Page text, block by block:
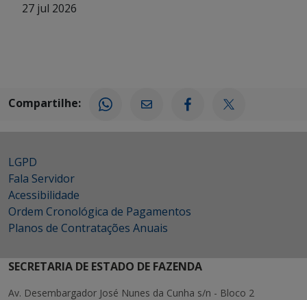
27 jul 2026
Compartilhe:
LGPD
Fala Servidor
Acessibilidade
Ordem Cronológica de Pagamentos
Planos de Contratações Anuais
SECRETARIA DE ESTADO DE FAZENDA
Av. Desembargador José Nunes da Cunha s/n - Bloco 2